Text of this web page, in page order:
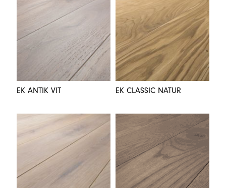
EK ANTIK VIT EK CLASSIC NATUR